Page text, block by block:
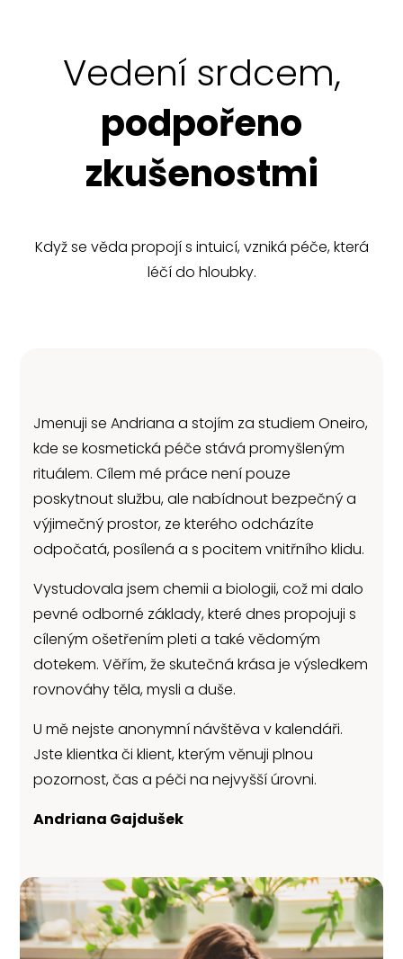
Vedení srdcem,
podpořeno
zkušenostmi
Když se věda propojí s intuicí, vzniká péče, která
léčí do hloubky.
Jmenuji se Andriana a stojím za studiem Oneiro,
kde se kosmetická péče stává promyšleným
rituálem. Cílem mé práce není pouze
poskytnout službu, ale nabídnout bezpečný a
výjimečný prostor, ze kterého odcházíte
odpočatá, posílená a s pocitem vnitřního klidu.
Vystudovala jsem chemii a biologii, což mi dalo
pevné odborné základy, které dnes propojuji s
cíleným ošetřením pleti a také vědomým
dotekem. Věřím, že skutečná krása je výsledkem
rovnováhy těla, mysli a duše.
U mě nejste anonymní návštěva v kalendáři.
Jste klientka či klient, kterým věnuji plnou
pozornost, čas a péči na nejvyšší úrovni.
Andriana Gajdušek